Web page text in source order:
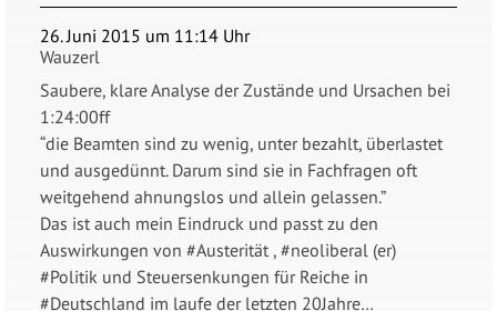
26. Juni 2015 um 11:14 Uhr
Wauzerl
Saubere, klare Analyse der Zustände und Ursachen bei
1:24:00ff
“die Beamten sind zu wenig, unter bezahlt, überlastet
und ausgedünnt. Darum sind sie in Fachfragen oft
weitgehend ahnungslos und allein gelassen.”
Das ist auch mein Eindruck und passt zu den
Auswirkungen von #Austerität , #neoliberal (er)
#Politik und Steuersenkungen für Reiche in
#Deutschland im laufe der letzten 20Jahre…